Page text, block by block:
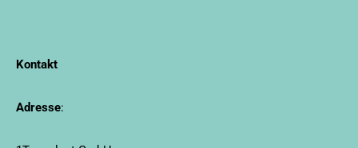
Kontakt
Adresse: